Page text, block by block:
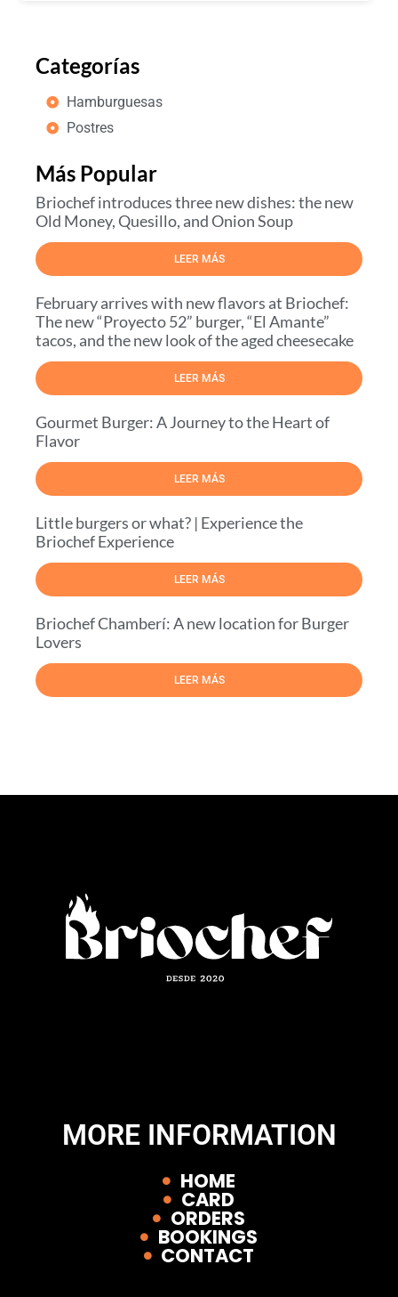
Categorías
Hamburguesas
Postres
Más Popular
Briochef introduces three new dishes: the new
Old Money, Quesillo, and Onion Soup
LEER MÁS
February arrives with new flavors at Briochef:
The new “Proyecto 52” burger, “El Amante”
tacos, and the new look of the aged cheesecake
LEER MÁS
Gourmet Burger: A Journey to the Heart of
Flavor
LEER MÁS
Little burgers or what? | Experience the
Briochef Experience
LEER MÁS
Briochef Chamberí: A new location for Burger
Lovers
LEER MÁS
MORE INFORMATION
HOME
CARD
ORDERS
BOOKINGS
CONTACT